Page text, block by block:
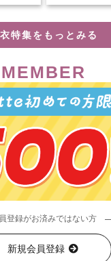
特集をもっとみる
MEMBER
登録がお済みではない方
新規会員登録